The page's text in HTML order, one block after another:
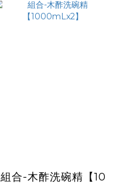
組合-木酢洗碗精【10